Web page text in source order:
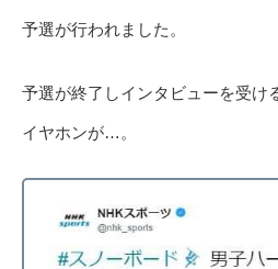
予選が行われました。
予選が終了しインタビューを受け
イヤホンが…。